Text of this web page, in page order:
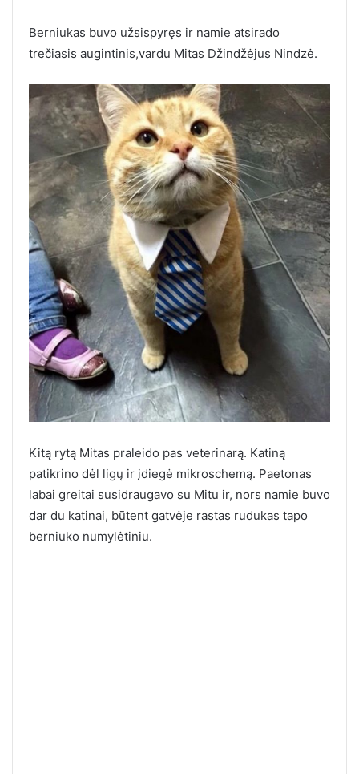
Berniukas buvo užsispyręs ir namie atsirado
trečiasis augintinis,vardu Mitas Džindžėjus Nindzė.
Kitą rytą Mitas praleido pas veterinarą. Katiną
patikrino dėl ligų ir įdiegė mikroschemą. Paetonas
labai greitai susidraugavo su Mitu ir, nors namie buvo
dar du katinai, būtent gatvėje rastas rudukas tapo
berniuko numylėtiniu.